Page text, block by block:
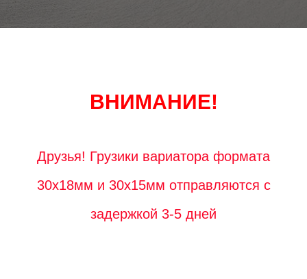
ВНИМАНИЕ!
Друзья! Грузики вариатора формата
30х18мм и 30х15мм отправляются с
задержкой 3-5 дней